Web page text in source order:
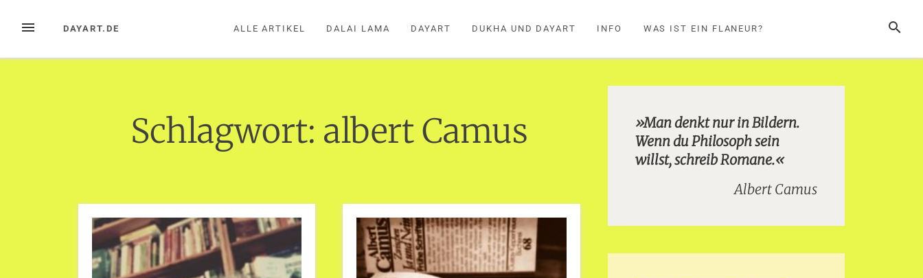
InhaltMENÜ SUCHE
DAYART.DE ALLE ARTIKEL DALAI LAMA DAYART DUKHA UND DAYART INFO WAS IST EIN FLANEUR?
Schlagwort: albert Camus
»Man denkt nur in Bildern.
Wenn du Philosoph sein
willst, schreib Romane.«
Albert Camus